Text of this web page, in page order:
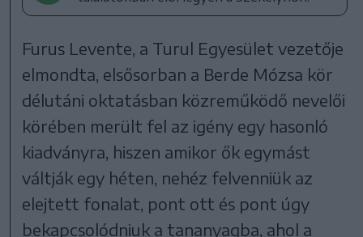
Furus Levente, a Turul Egyesület vezetője
elmondta, elsősorban a Berde Mózsa kör
délutáni oktatásban közreműködő nevelői
körében merült fel az igény egy hasonló
kiadványra, hiszen amikor ők egymást
váltják egy héten, nehéz felvenniük az
elejtett fonalat, pont ott és pont úgy
bekapcsolódniuk a tananyagba, ahol a